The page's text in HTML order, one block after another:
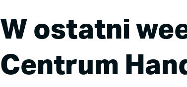
W ostatni
Centrum